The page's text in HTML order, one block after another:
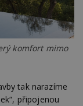
komfort mimo
tak narazíme
připojenou